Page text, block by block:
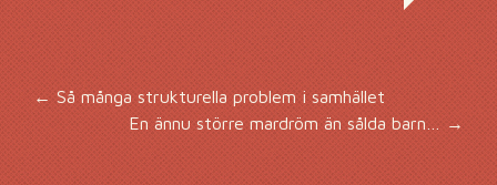
Inläggsnavigering
←Så många strukturella problem i samhället
En ännu större mardröm än sålda barn…→